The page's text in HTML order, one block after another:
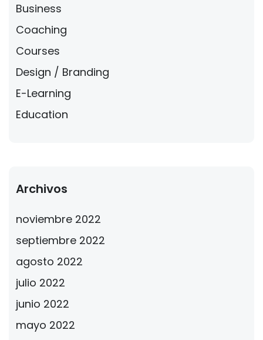
Business
Coaching
Courses
Design / Branding
E-Learning
Education
Archivos
noviembre 2022
septiembre 2022
agosto 2022
julio 2022
junio 2022
mayo 2022